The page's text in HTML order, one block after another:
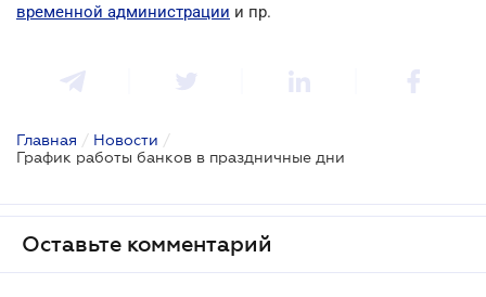
временной администрации и пр.
Главная / Новости /
График работы банков в праздничные дни
Оставьте комментарий